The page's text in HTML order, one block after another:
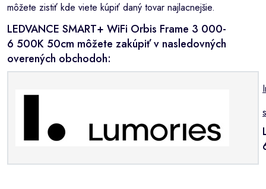
môžete zistiť kde viete kúpiť daný tovar najlacnejšie.
LEDVANCE SMART+ WiFi Orbis Frame 3 000-
6 500K 50cm môžete zakúpiť v nasledovných
overených obchodoh: